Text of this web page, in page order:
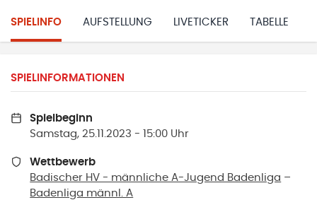
SPIELINFO AUFSTELLUNG LIVETICKER TABELLE
SPIELINFORMATIONEN
Spielbeginn
Samstag, 25.11.2023 - 15:00 Uhr
Wettbewerb
Badischer HV - männliche A-Jugend Badenliga –
Badenliga männl. A